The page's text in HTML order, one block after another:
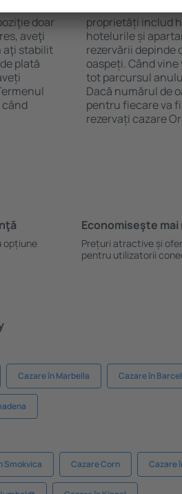
când
doar
aveţi
aţi stabilit
plată
Costul cazării
proprietăți includ
hotelurile și
rezervării depinde
oaspeți. Când
tot parcursul
Dacă numărul de
pentru fiecare va
rezervați cazare
opțiune
Economiseşte mai
Prețuri atractive și
pentru utilizatorii
Cazare în Marbella Cazare în
Smokvica Cazare Corn Cazare